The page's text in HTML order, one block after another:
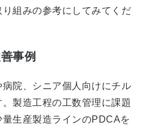
組みの参考にしてみてくだ
事例
院、シニア個人向けにチル
製造工程の工数管理に課題
生産製造ラインのPDCAを